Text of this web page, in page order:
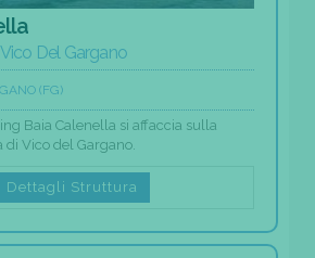
Del Gargano
(FG)
Baia Calenella si affaccia sulla
di Vico del Gargano.
Dettagli Struttura